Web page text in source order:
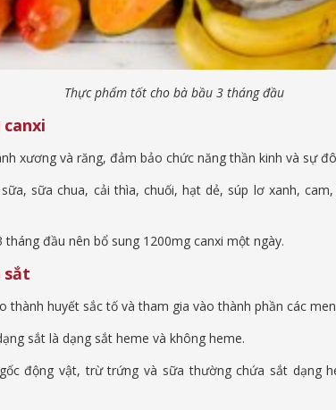
Thực phẩm tốt cho bà bầu 3 tháng đầu
xương và răng, đảm bảo chức năng thần kinh và sự
sữa chua, cải thìa, chuối, hạt dẻ, súp lơ xanh,
đầu nên bổ sung 1200mg canxi một ngày.
sắt
thành huyết sắc tố và tham gia vào thành phần các
sắt là dạng sắt heme và không heme.
động vật, trừ trứng và sữa thường chứa sắt dạng